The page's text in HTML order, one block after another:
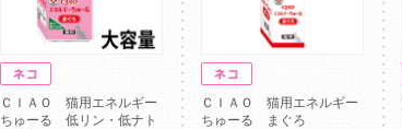
ＣＩＡＯ 猫用エネルギー
ちゅーる 低リン・低ナト
ＣＩＡＯ 猫用エネルギー
ちゅーる まぐろ